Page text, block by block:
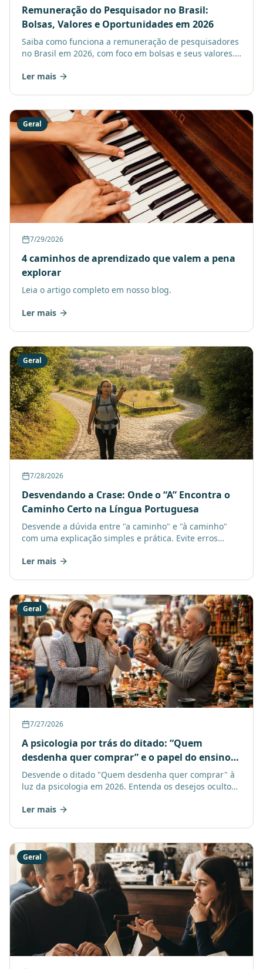
Remuneração do Pesquisador no Brasil:
Bolsas, Valores e Oportunidades em 2026
Saiba como funciona a remuneração de pesquisadores
no Brasil em 2026, com foco em bolsas e seus valores.
na
Ler mais
Geral
7/29/2026
4 caminhos de aprendizado que valem a pena
explorar
Leia o artigo completo em nosso blog.
Ler mais
Geral
7/28/2026
Desvendando a Crase: Onde o “A” Encontra o
Caminho Certo na Língua Portuguesa
Desvende a dúvida entre "a caminho" e "à caminho"
com uma explicação simples e prática. Evite erros
treinamento online.
Ler mais
Geral
7/27/2026
A psicologia por trás do ditado: “Quem
desdenha quer comprar” e o papel do ensino
remoto
Desvende o ditado "Quem desdenha quer comprar" à
luz da psicologia em 2026. Entenda os desejos ocultos
Ler mais
Geral